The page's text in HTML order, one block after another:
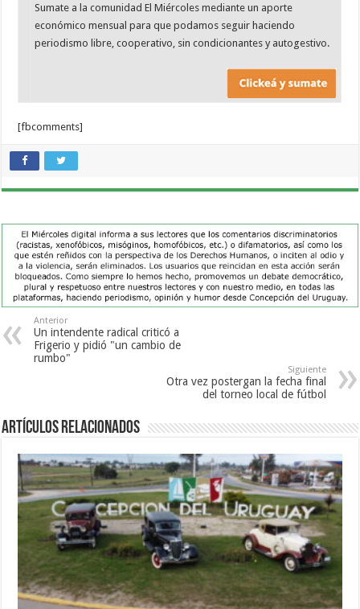
Sumate a la comunidad El Miércoles mediante un aporte
económico mensual para que podamos seguir haciendo
periodismo libre, cooperativo, sin condicionantes y autogestivo.
[fbcomments]
Anterior
Un intendente radical criticó a
Frigerio y pidió "un cambio de
rumbo"
Siguiente
Otra vez postergan la fecha final
del torneo local de fútbol
Artículos Relacionados